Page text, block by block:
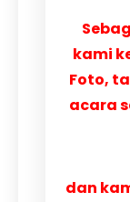
kami
Foto,
acara
dan